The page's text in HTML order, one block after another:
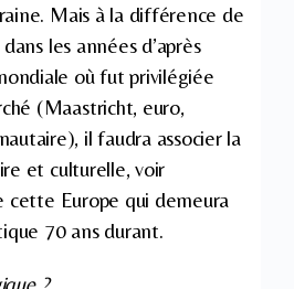
Mais à la différence de
les années d’après
où fut privilégiée
(Maastricht, euro,
il faudra associer la
et culturelle, voir
cette Europe qui demeura
70 ans durant.
?